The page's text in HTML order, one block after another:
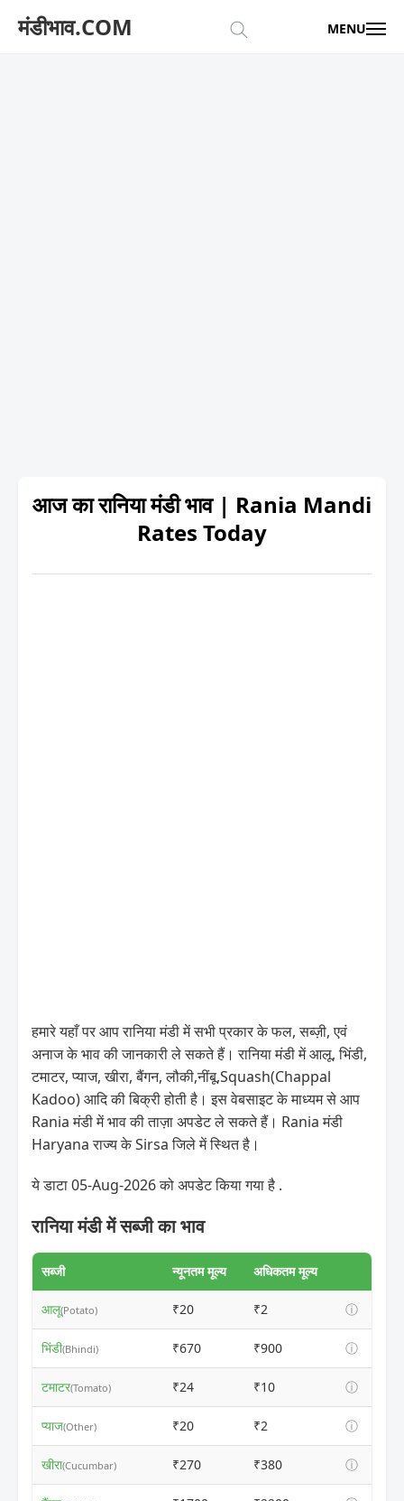
मंडीभाव.COM MENU
आज का रानिया मंडी भाव | Rania Mandi
Rates Today
हमारे यहाँ पर आप रानिया मंडी में सभी प्रकार के फल, सब्ज़ी, एवं
अनाज के भाव की जानकारी ले सकते हैं। रानिया मंडी में आलू, भिंडी,
टमाटर, प्याज, खीरा, बैंगन, लौकी,नींबू,Squash(Chappal
Kadoo) आदि की बिक्री होती है। इस वेबसाइट के माध्यम से आप
Rania मंडी में भाव की ताज़ा अपडेट ले सकते हैं। Rania मंडी
Haryana राज्य के Sirsa जिले में स्थित है।
ये डाटा 05-Aug-2026 को अपडेट किया गया है .
रानिया मंडी में सब्जी का भाव
सब्जी न्यूनतम मूल्य अधिकतम मूल्य
आलू(Potato) ₹20 ₹2 ⓘ
भिंडी(Bhindi) ₹670 ₹900 ⓘ
टमाटर(Tomato) ₹24 ₹10 ⓘ
प्याज(Other) ₹20 ₹2 ⓘ
खीरा(Cucumbar) ₹270 ₹380 ⓘ